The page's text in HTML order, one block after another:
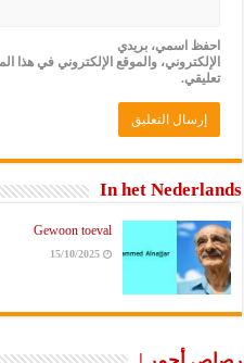
احفظ اسمي، بريدي
الإلكتروني، والموقع الإلكتروني في هذا
تعليقي.
In het Nederlands
Gewoon toeval
15/10/2025